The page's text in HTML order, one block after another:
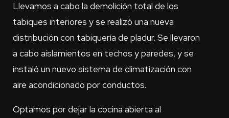
Llevamos a cabo la demolición total de los
tabiques interiores y se realizó una nueva
distribución con tabiquería de pladur. Se llevaron
a cabo aislamientos en techos y paredes, y se
instaló un nuevo sistema de climatización con
aire acondicionado por conductos.
Optamos por dejar la cocina abierta al